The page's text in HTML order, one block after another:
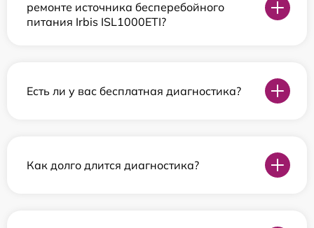
ремонте источника бесперебойного
питания Irbis ISL1000ETI?
Есть ли у вас бесплатная диагностика?
Как долго длится диагностика?